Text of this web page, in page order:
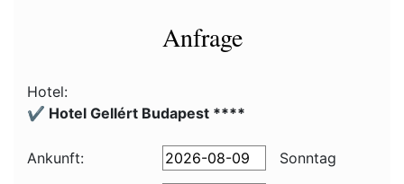
Anfrage
Hotel:
✔️ Hotel Gellért Budapest ****
Ankunft: Sonntag